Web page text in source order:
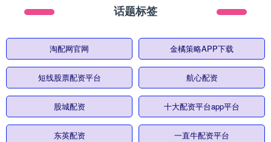
话题标签
淘配网官网 金橘策略APP下载
短线股票配资平台 航心配资
股城配资 十大配资平台app平台
东英配资 一直牛配资平台